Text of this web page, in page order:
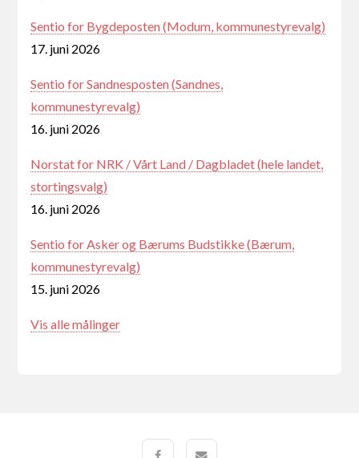
Sentio for Bygdeposten (Modum, kommunestyrevalg)
17. juni 2026
Sentio for Sandnesposten (Sandnes,
kommunestyrevalg)
16. juni 2026
Norstat for NRK / Vårt Land / Dagbladet (hele landet,
stortingsvalg)
16. juni 2026
Sentio for Asker og Bærums Budstikke (Bærum,
kommunestyrevalg)
15. juni 2026
Vis alle målinger